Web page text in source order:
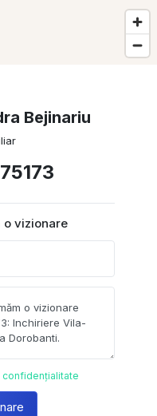
Bejinariu
vizionare